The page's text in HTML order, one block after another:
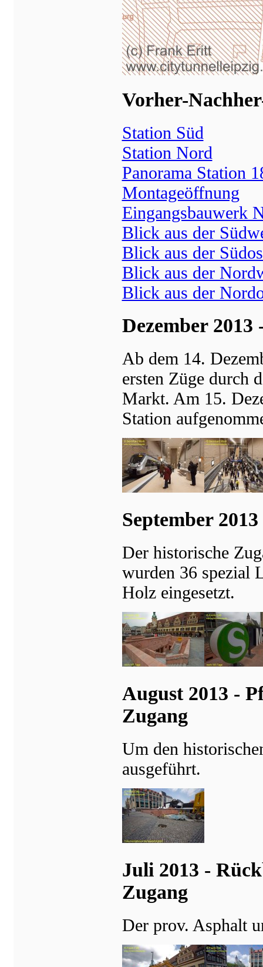
Vorher-
Station Süd
Station Nord
Panorama Station
Montageöffnung
Eingangsbauwerk
Blick aus der
Blick aus der
Blick aus der
Blick aus der
Dezember
Ab dem 14.
ersten Züge durch
Markt. Am 15.
Station
September
Der historische
wurden 36 spezial
Holz eingesetzt.
August 2013 -
Zugang
Um den
ausgeführt.
Juli 2013 -
Zugang
Der prov. Asphalt